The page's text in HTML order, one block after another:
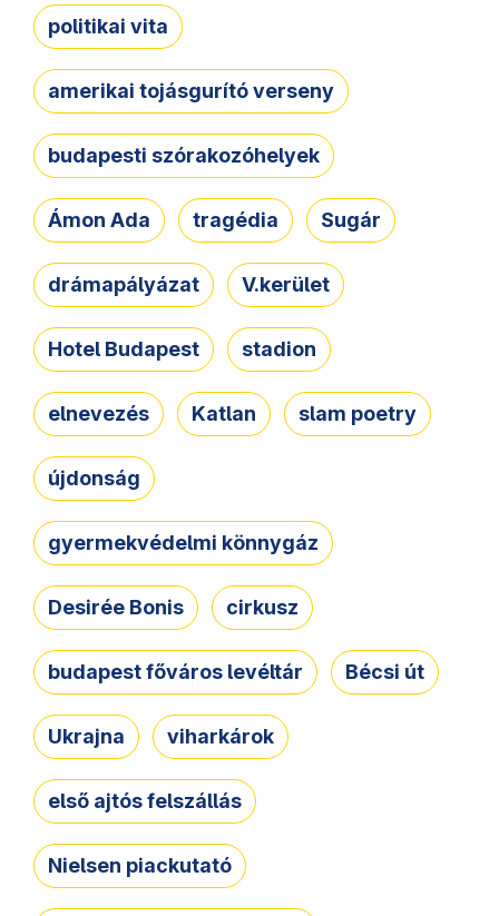
politikai vita
amerikai tojásgurító verseny
budapesti szórakozóhelyek
Ámon Ada tragédia Sugár
drámapályázat V.kerület
Hotel Budapest stadion
elnevezés Katlan slam poetry
újdonság
gyermekvédelmi könnygáz
Desirée Bonis cirkusz
budapest főváros levéltár Bécsi út
Ukrajna viharkárok
első ajtós felszállás
Nielsen piackutató